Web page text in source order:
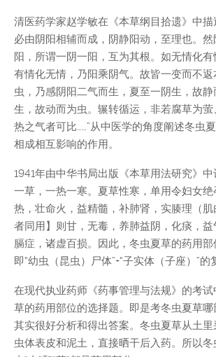
清医药学家赵学敏在《本草纲目拾遗》中描
必由阴阳相辅而成，阴静阳动，至理也。
阳，所谓一阴一阳，互为其根。如无情化有
有情化无情，乃阳乘阴气。故皆一变而不
虫，乃感阴阳二气而生，夏至一阴生，故
生，故动而为虫。辗转循运，非若腐草为
热之气者可比……”从中医学的角度阐述冬虫
相成相互影响的作用。
1941年由中华书局出版《本草用法研究》中
一草，一热一寒。夏草性寒，单用令妇女
热，壮命火，益精髓，补肺肾，实腠理（
者同用】则甘，无毒，养肺益阴，化痰，
膈症，诸虚百损。因此，冬虫夏草的药用部位
即“幼虫（昆虫）尸体”+“子实体（子座）”的
在现代执业药师《药事管理与法规》的考
草的药用部位的选择题。即是考冬虫夏草
其实很好分析和得出答案。冬虫夏草从土
虫体表皮和泥土，直接晒干后入药。所以冬